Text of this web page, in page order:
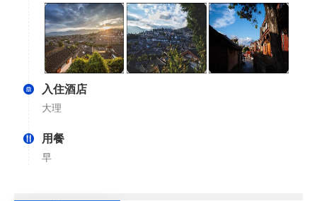
入住酒店
大理
用餐
早